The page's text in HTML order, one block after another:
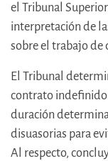
el Tribunal
interpretación de
sobre el trabajo
El Tribunal
contrato
duración
disuasorias para
Al respecto,